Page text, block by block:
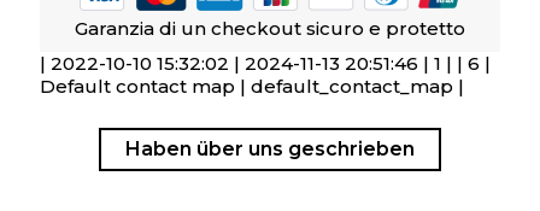
Garanzia di un checkout sicuro e protetto
| 2022-10-10 15:32:02 | 2024-11-13 20:51:46 | 1 | | 6 |
Default contact map | default_contact_map |
Haben über uns geschrieben